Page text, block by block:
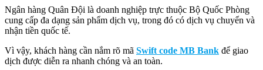
Ngân hàng Quân Đội là doanh nghiệp trực thuộc Bộ Quốc Phòng
cung cấp đa dạng sản phẩm dịch vụ, trong đó có dịch vụ chuyển và
nhận tiền quốc tế.
Vì vậy, khách hàng cần nắm rõ mã Swift code MB Bank để giao
dịch được diễn ra nhanh chóng và an toàn.